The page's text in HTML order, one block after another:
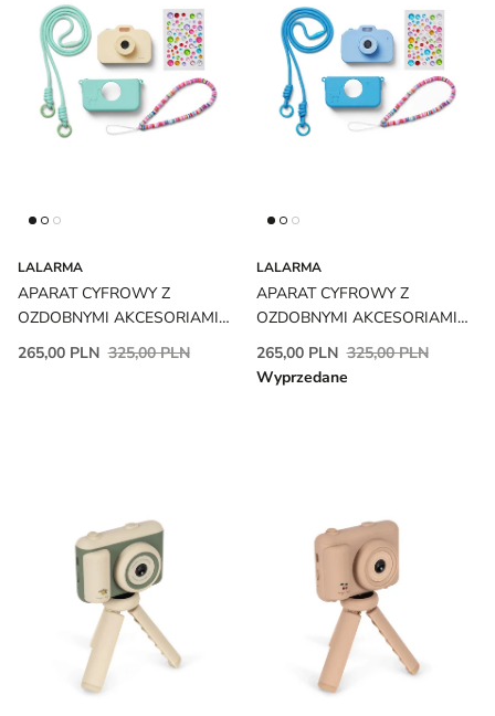
LALARMA
APARAT CYFROWY Z
OZDOBNYMI AKCESORIAMI
YELLOW/MINT LALARMA
265,00 PLN 325,00 PLN
LALARMA
APARAT CYFROWY Z
OZDOBNYMI AKCESORIAMI
BLUE/BLUE LALARMA
265,00 PLN 325,00 PLN
Wyprzedane